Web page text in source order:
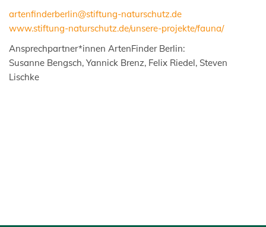
artenfinderberlin@stiftung-naturschutz.de
www.stiftung-naturschutz.de/unsere-projekte/fauna/
Ansprechpartner*innen ArtenFinder Berlin:
Susanne Bengsch, Yannick Brenz, Felix Riedel, Steven
Lischke